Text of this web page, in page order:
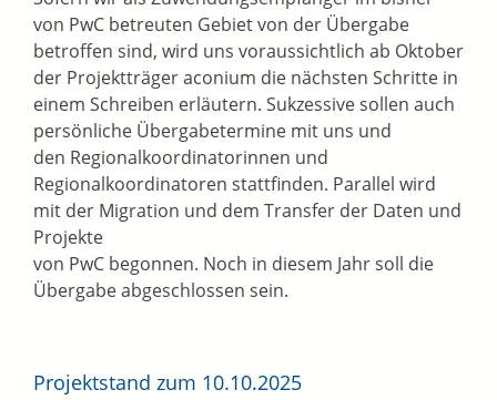
von PwC betreuten Gebiet von der Übergabe
betroffen sind, wird uns voraussichtlich ab Oktober
der Projektträger aconium die nächsten Schritte in
einem Schreiben erläutern. Sukzessive sollen auch
persönliche Übergabetermine mit uns und
den Regionalkoordinatorinnen und
Regionalkoordinatoren stattfinden. Parallel wird
mit der Migration und dem Transfer der Daten und
Projekte
von PwC begonnen. Noch in diesem Jahr soll die
Übergabe abgeschlossen sein.
Projektstand zum 10.10.2025